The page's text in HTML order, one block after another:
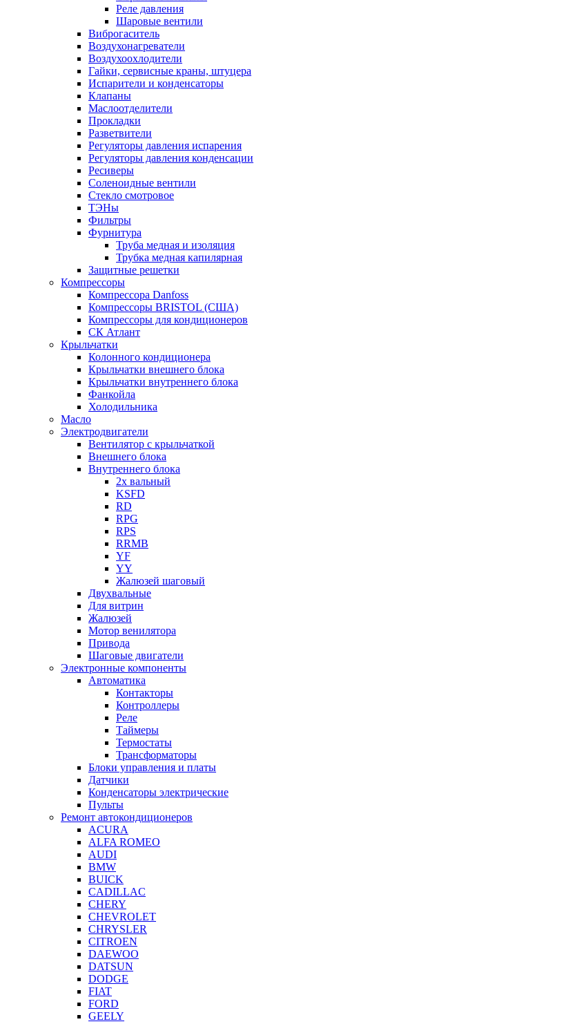
Реле давления
Шаровые вентили
Виброгаситель
Воздухонагреватели
Воздухоохлодители
Гайки, сервисные краны, штуцера
Испарители и конденсаторы
Клапаны
Маслоотделители
Прокладки
Разветвители
Регуляторы давления испарения
Регуляторы давления конденсации
Ресиверы
Соленоидные вентили
Стекло смотровое
ТЭНы
Фильтры
Фурнитура
Труба медная и изоляция
Трубка медная капилярная
Защитные решетки
Компрессоры
Компрессора Danfoss
Компрессоры BRISTOL (США)
Компрессоры для кондиционеров
СК Атлант
Крыльчатки
Колонного кондиционера
Крыльчатки внешнего блока
Крыльчатки внутреннего блока
Фанкойла
Холодильника
Масло
Электродвигатели
Вентилятор с крыльчаткой
Внешнего блока
Внутреннего блока
2х вальный
KSFD
RD
RPG
RPS
RRMB
YF
YY
Жалюзей шаговый
Двухвальные
Для витрин
Жалюзей
Мотор венилятора
Привода
Шаговые двигатели
Электронные компоненты
Автоматика
Контакторы
Контроллеры
Реле
Таймеры
Термостаты
Трансформаторы
Блоки управления и платы
Датчики
Конденсаторы электрические
Пульты
Ремонт автокондиционеров
ACURA
ALFA ROMEO
AUDI
BMW
BUICK
CADILLAC
CHERY
CHEVROLET
CHRYSLER
CITROEN
DAEWOO
DATSUN
DODGE
FIAT
FORD
GEELY